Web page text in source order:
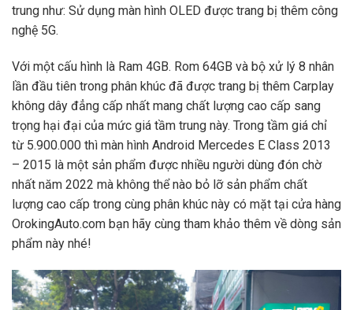
trung như: Sử dụng màn hình OLED được trang bị thêm công
nghệ 5G.
Với một cấu hình là Ram 4GB. Rom 64GB và bộ xử lý 8 nhân
lần đầu tiên trong phân khúc đã được trang bị thêm Carplay
không dây đẳng cấp nhất mang chất lượng cao cấp sang
trọng hại đại của mức giá tầm trung này. Trong tầm giá chỉ
từ 5.900.000 thì màn hình Android Mercedes E Class 2013
– 2015 là một sản phẩm được nhiều người dùng đón chờ
nhất năm 2022 mà không thể nào bỏ lỡ sản phẩm chất
lượng cao cấp trong cùng phân khúc này có mặt tại cửa hàng
OrokingAuto.com bạn hãy cùng tham khảo thêm về dòng sản
phẩm này nhé!